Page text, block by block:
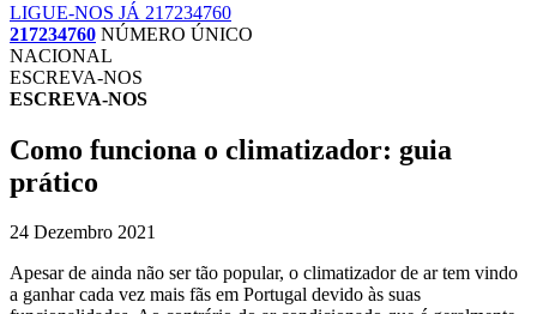
LIGUE-NOS JÁ 217234760
217234760 NÚMERO ÚNICO
NACIONAL
ESCREVA-NOS
ESCREVA-NOS
Como funciona o climatizador: guia
prático
24 Dezembro 2021
Apesar de ainda não ser tão popular, o climatizador de ar tem vindo
a ganhar cada vez mais fãs em Portugal devido às suas